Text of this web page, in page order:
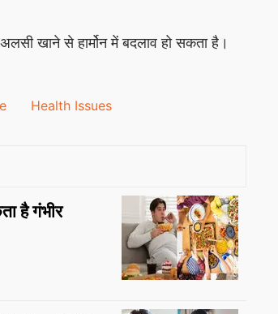
खाने से हार्मोन में बदलाव हो सकता है।
Health Issues
है गंभीर